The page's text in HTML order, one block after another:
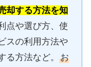
却する方法を知
点や選び方、使
スの利用方法や
る方法など。お